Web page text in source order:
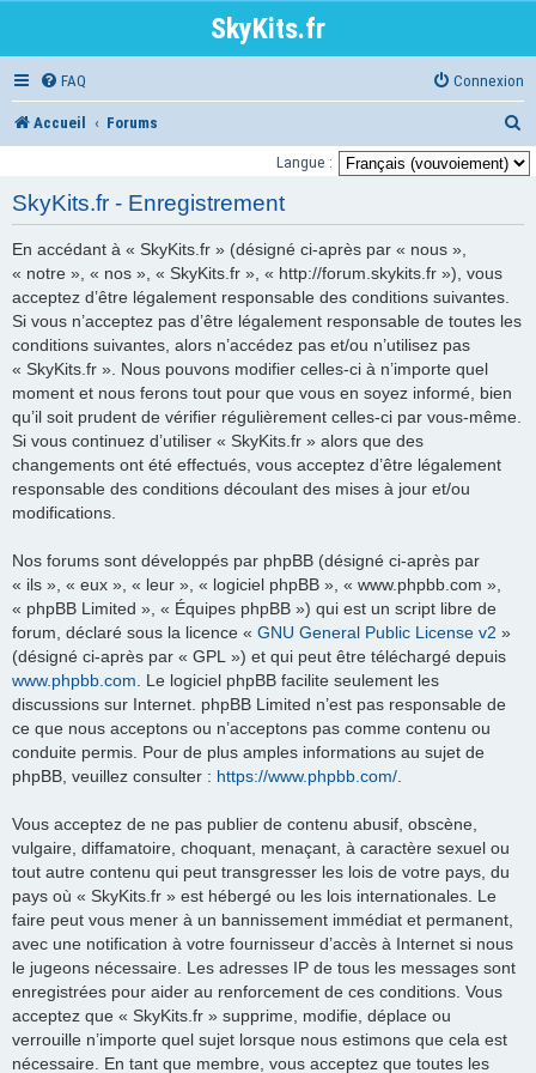
SkyKits.fr
FAQ Connexion
Accueil Forums
e
h
Langue :
SkyKits.fr - Enregistrement
En accédant à « SkyKits.fr » (désigné ci-après par « nous »,
« notre », « nos », « SkyKits.fr », « http://forum.skykits.fr »), vous
acceptez d’être légalement responsable des conditions suivantes.
Si vous n’acceptez pas d’être légalement responsable de toutes les
conditions suivantes, alors n’accédez pas et/ou n’utilisez pas
« SkyKits.fr ». Nous pouvons modifier celles-ci à n’importe quel
moment et nous ferons tout pour que vous en soyez informé, bien
qu’il soit prudent de vérifier régulièrement celles-ci par vous-même.
Si vous continuez d’utiliser « SkyKits.fr » alors que des
changements ont été effectués, vous acceptez d’être légalement
responsable des conditions découlant des mises à jour et/ou
modifications.
Nos forums sont développés par phpBB (désigné ci-après par
« ils », « eux », « leur », « logiciel phpBB », « www.phpbb.com »,
« phpBB Limited », « Équipes phpBB ») qui est un script libre de
forum, déclaré sous la licence « GNU General Public License v2 »
(désigné ci-après par « GPL ») et qui peut être téléchargé depuis
www.phpbb.com . Le logiciel phpBB facilite seulement les
discussions sur Internet. phpBB Limited n’est pas responsable de
ce que nous acceptons ou n’acceptons pas comme contenu ou
conduite permis. Pour de plus amples informations au sujet de
phpBB, veuillez consulter : https://www.phpbb.com/
Vous acceptez de ne pas publier de contenu abusif, obscène,
vulgaire, diffamatoire, choquant, menaçant, à caractère sexuel ou
tout autre contenu qui peut transgresser les lois de votre pays, du
pays où « SkyKits.fr » est hébergé ou les lois internationales. Le
faire peut vous mener à un bannissement immédiat et permanent,
avec une notification à votre fournisseur d’accès à Internet si nous
le jugeons nécessaire. Les adresses IP de tous les messages sont
enregistrées pour aider au renforcement de ces conditions. Vous
acceptez que « SkyKits.fr » supprime, modifie, déplace ou
verrouille n’importe quel sujet lorsque nous estimons que cela est
nécessaire. En tant que membre, vous acceptez que toutes les